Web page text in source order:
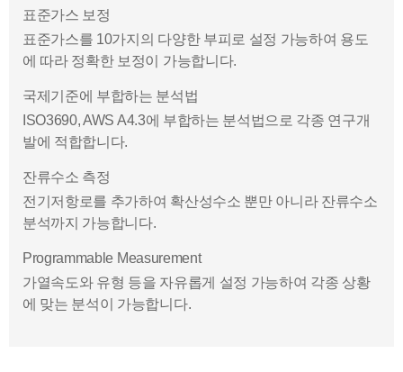
표준가스 보정
표준가스를 10가지의 다양한 부피로 설정 가능하여 용도
에 따라 정확한 보정이 가능합니다.
국제기준에 부합하는 분석법
ISO3690, AWS A4.3에 부합하는 분석법으로 각종 연구개
발에 적합합니다.
잔류수소 측정
전기저항로를 추가하여 확산성수소 뿐만 아니라 잔류수소
분석까지 가능합니다.
Programmable Measurement
가열속도와 유형 등을 자유롭게 설정 가능하여 각종 상황
에 맞는 분석이 가능합니다.